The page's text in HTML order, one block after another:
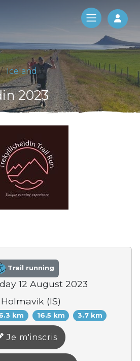
Log
Iceland
2023
Trail running
12 August 2023
Holmavik (IS)
km 16.5 km 3.7 km
Je m'inscris